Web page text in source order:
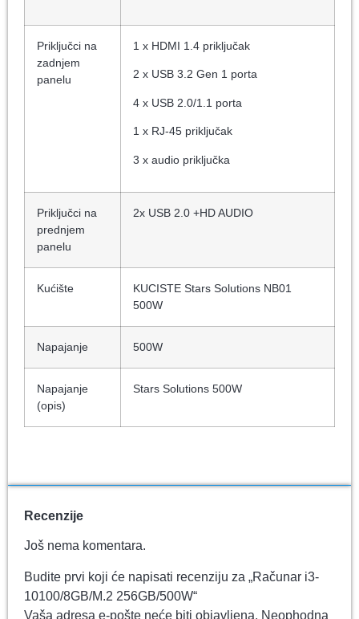
Priključci na
zadnjem
panelu
1 x HDMI 1.4 priključak
2 x USB 3.2 Gen 1 porta
4 x USB 2.0/1.1 porta
1 x RJ-45 priključak
3 x audio priključka
Priključci na
prednjem
panelu
2x USB 2.0 +HD AUDIO
Kućište
KUCISTE Stars Solutions NB01
500W
Napajanje 500W
Napajanje
(opis)
Stars Solutions 500W
Recenzije
Još nema komentara.
Budite prvi koji će napisati recenziju za „Računar i3-
10100/8GB/M.2 256GB/500W“
Vaša adresa e-pošte neće biti objavljena. Neophodna